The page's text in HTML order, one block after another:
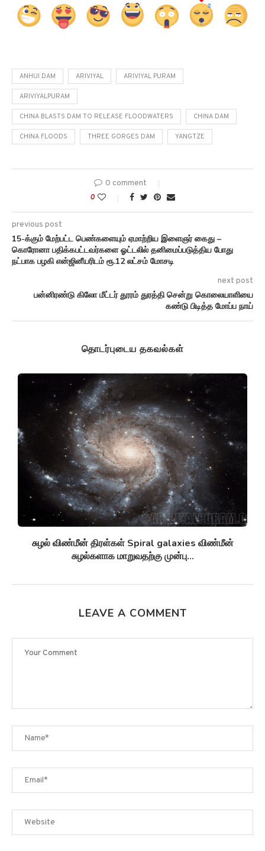
ANHUI DAM ARIVIYAL ARIVIYAL PURAM
ARIVIYALPURAM
CHINA BLASTS DAM TO RELEASE FLOODWATERS CHINA DAM
CHINA FLOODS THREE GORGES DAM YANGTZE
0 comment
0
previous post
15-க்கும் மேற்பட்ட பெண்களையும் ஏமாற்றிய இளைஞர் கைது –
கொரோனா பதிக்கபட்டவர்களை ஓட்டலில் தனிமைப்படுத்திய போது
நட்பாக பழகி என்ஜினீயரிடம் ரூ.12 லட்சம் மோசடி
next post
பன்னிரண்டு கிலோ மீட்டர் தூரம் துரத்தி சென்று கொலையாளியை
கண்டு பிடித்த மோப்ப நாய்
தொடர்புடைய தகவல்கள்
சுழல் விண்மீன் திரள்கள் Spiral galaxies விண்மீன்
சுழல்களாக மாறுவதற்கு முன்பு...
LEAVE A COMMENT